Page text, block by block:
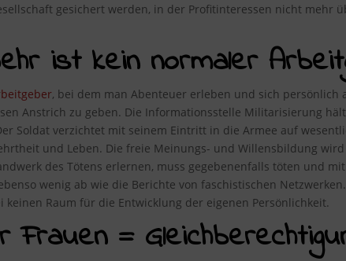
gesichert werden, in der Profitinteressen nicht mehr
ist kein normaler
, bei dem man Abenteuer erleben und sich persönlich
Anstrich zu geben. Die Informationsstelle Militarisierung
Soldat verzichtet mit seinem Eintritt in die Armee auf
und Leben. Die freie Meinungs- und Willensbildung
des Tötens erlernen, muss gegebenenfalls töten und
wenig ab wie die Berichte von faschistischen
Raum für die Entwicklung der eigenen Persönlichkeit.
=